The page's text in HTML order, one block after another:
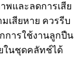
พและลดการเสีย
เสียหาย ควรรีบ
การใช้งานลูกปืน
ในชุดคลัทช์ได้